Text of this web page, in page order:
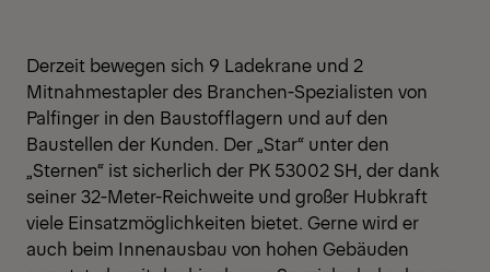
Derzeit bewegen sich 9 Ladekrane und 2
Mitnahmestapler des Branchen-Spezialisten von
Palfinger in den Baustofflagern und auf den
Baustellen der Kunden. Der „Star“ unter den
„Sternen“ ist sicherlich der PK 53002 SH, der dank
seiner 32-Meter-Reichweite und großer Hubkraft
viele Einsatzmöglichkeiten bietet. Gerne wird er
auch beim Innenausbau von hohen Gebäuden